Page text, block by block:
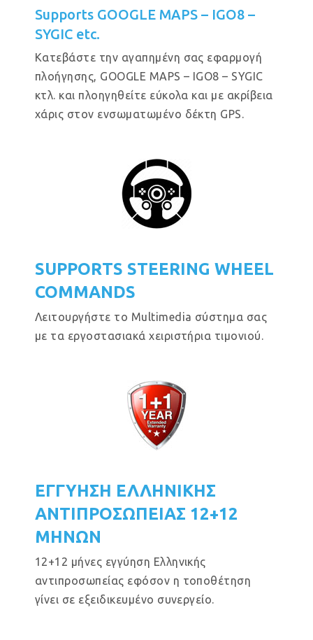
Supports GOOGLE MAPS – IGO8 –
SYGIC etc.
Κατεβάστε την αγαπημένη σας εφαρμογή
πλοήγησης, GOOGLE MAPS – IGO8 – SYGIC
κτλ. και πλοηγηθείτε εύκολα και με ακρίβεια
χάρις στον ενσωματωμένο δέκτη GPS.
SUPPORTS STEERING WHEEL
COMMANDS
Λειτουργήστε το Multimedia σύστημα σας
με τα εργοστασιακά χειριστήρια τιμονιού.
ΕΓΓΥΗΣΗ ΕΛΛΗΝΙΚΗΣ
ΑΝΤΙΠΡΟΣΩΠΕΙΑΣ 12+12
ΜΗΝΩΝ
12+12 μήνες εγγύηση Ελληνικής
αντιπροσωπείας εφόσον η τοποθέτηση
γίνει σε εξειδικευμένο συνεργείο.